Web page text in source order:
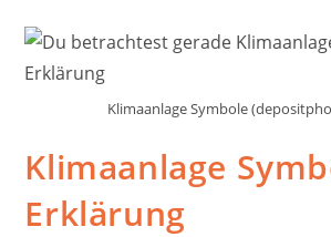
Klimaanlage Symbole
Klimaanlage
Erklärung